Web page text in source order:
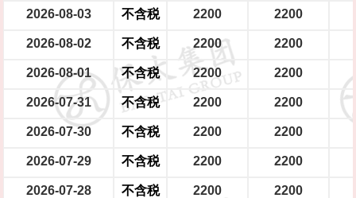
2026-08-03 不含税 2200 2200
2026-08-02 不含税 2200 2200
2026-08-01 不含税 2200 2200
2026-07-31 不含税 2200 2200
2026-07-30 不含税 2200 2200
2026-07-29 不含税 2200 2200
2026-07-28 不含税 2200 2200